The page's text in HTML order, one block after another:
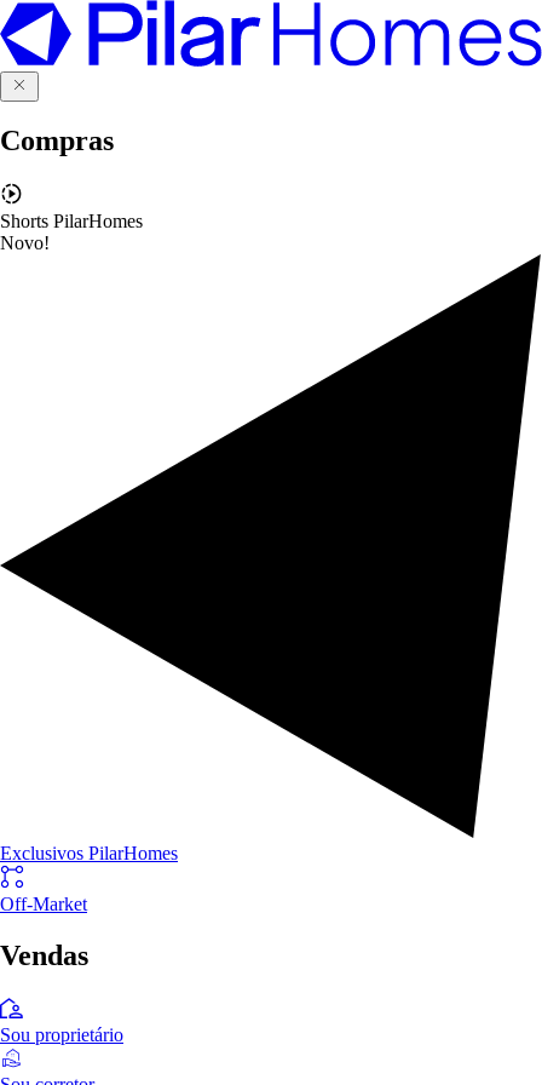
Compras
Shorts PilarHomes
Novo!
Exclusivos PilarHomes
Off-Market
Vendas
Sou proprietário